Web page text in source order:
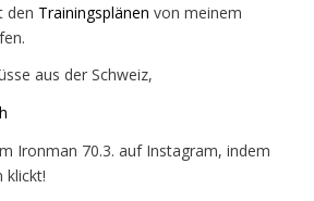
den Trainingsplänen von meinem
aus der Schweiz,
Ironman 70.3. auf Instagram, indem
klickt!